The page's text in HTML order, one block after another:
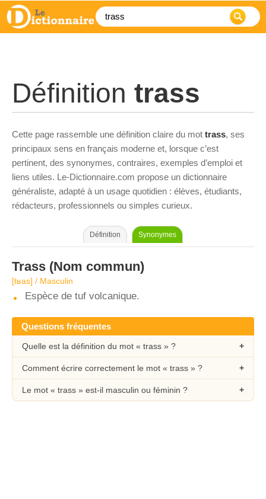
Définition trass
Cette page rassemble une définition claire du mot trass, ses
principaux sens en français moderne et, lorsque c’est
pertinent, des synonymes, contraires, exemples d’emploi et
liens utiles. Le-Dictionnaire.com propose un dictionnaire
généraliste, adapté à un usage quotidien : élèves, étudiants,
rédacteurs, professionnels ou simples curieux.
Définition Synonymes
Trass (Nom commun)
[tʁas] / Masculin
Espèce de tuf volcanique.
Questions fréquentes
Quelle est la définition du mot « trass » ?
Comment écrire correctement le mot « trass » ?
Le mot « trass » est-il masculin ou féminin ?